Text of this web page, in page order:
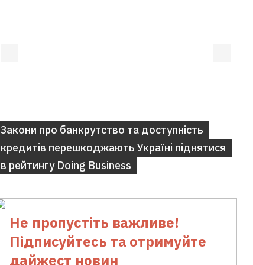
Закони про банкрутство та доступність
кредитів перешкоджають Україні піднятися
в рейтингу Doing Business
Не пропустіть важливе!
Підписуйтесь та отримуйте
дайжест новин